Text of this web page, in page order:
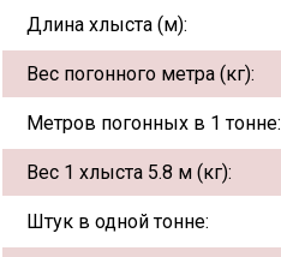
Длина хлыста (м):
Вес погонного метра (кг):
Метров погонных в 1 тонне:
Вес 1 хлыста 5.8 м (кг):
Штук в одной тонне: